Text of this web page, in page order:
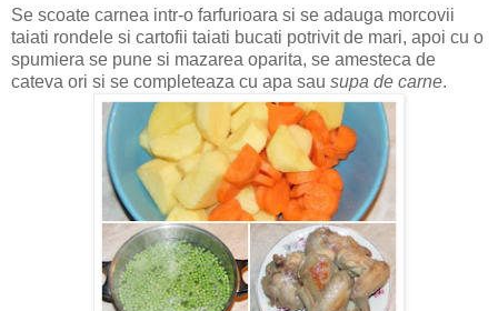
Se scoate carnea intr-o farfurioara si se adauga morcovii
taiati rondele si cartofii taiati bucati potrivit de mari, apoi cu o
spumiera se pune si mazarea oparita, se amesteca de
cateva ori si se completeaza cu apa sau supa de carne.